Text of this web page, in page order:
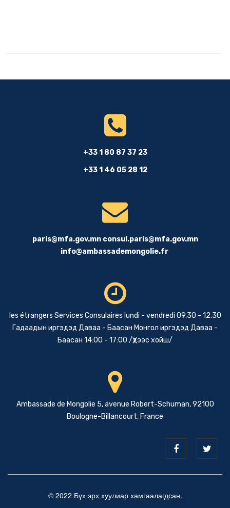
+33 1 80 87 37 23
+33 1 46 05 28 12
paris@mfa.gov.mn consul.paris@mfa.gov.mn
info@ambassademongolie.fr
les étrangers Services Consulaires lundi - vendredi 09.30 - 12.30
Гадаадын иргэдэд Даваа - Баасан Монгол иргэдэд Даваа -
Баасан 14:00 - 17:00 /Үдээс хойш/
Ambassade de Mongolie 5, avenue Robert-Schuman, 92100
Boulogne-Billancourt, France
© 2022 Бүх эрх хуулиар хамгаалагдсан.